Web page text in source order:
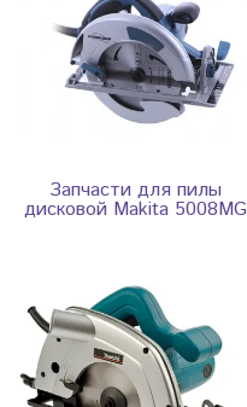
Запчасти для пилы
дисковой Makita 5008MG